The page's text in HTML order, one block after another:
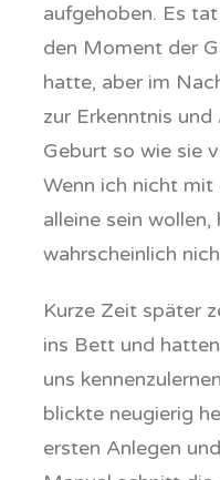
aufgehoben. Es
den Moment der
hatte, aber im
zur Erkenntnis
Geburt so wie sie
Wenn ich nicht
alleine sein
wahrscheinlich
Kurze Zeit später
ins Bett und
uns
blickte neugierig
ersten Anlegen